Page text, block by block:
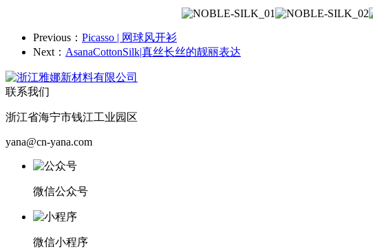
Previous： Picasso | 网球风开衫
Next： AsanaCottonSilk|真丝长丝的靓丽表达
联系我们
浙江省海宁市钱江工业园区
yana@cn-yana.com
微信公众号
微信小程序